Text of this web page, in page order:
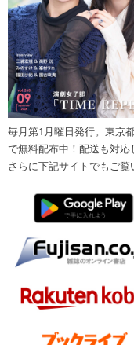
毎月第1月曜日発行。東京
で無料配布中！配送も対応
さらに下記サイトでもご覧